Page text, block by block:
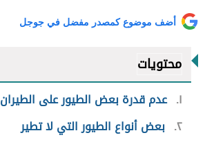
أضف موضوع كمصدر مفضل في جوجل
محتويات
١ عدم قدرة بعض الطيور على الطيران
٢ بعض أنواع الطيور التي لا تطير